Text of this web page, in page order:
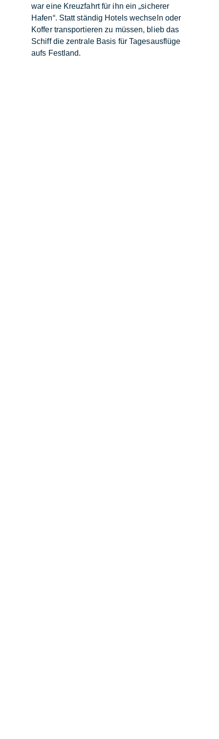
war eine Kreuzfahrt für ihn ein „sicherer
Hafen“. Statt ständig Hotels wechseln oder
Koffer transportieren zu müssen, blieb das
Schiff die zentrale Basis für Tagesausflüge
aufs Festland.